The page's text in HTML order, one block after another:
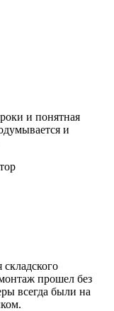
и понятная
и
прошел без
всегда были на